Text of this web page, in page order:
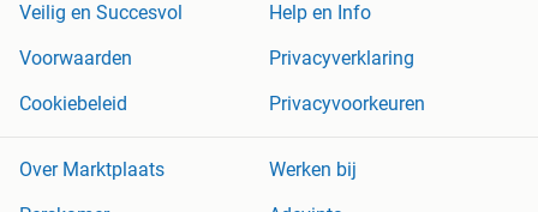
Veilig en Succesvol
Help en Info
Voorwaarden
Privacyverklaring
Cookiebeleid
Privacyvoorkeuren
Over Marktplaats
Werken bij